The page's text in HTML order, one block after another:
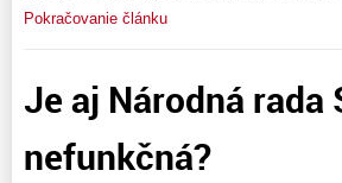
Pokračovanie článku
Je aj Národná
nefunkčná?